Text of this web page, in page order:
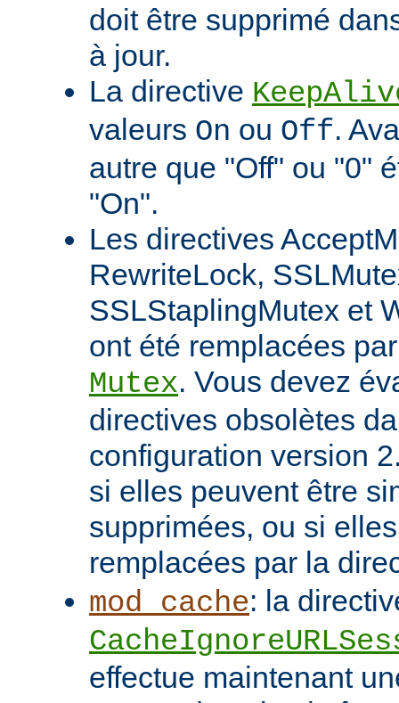
doit être supprimé
à jour.
La directive
valeurs On ou Off.
autre que "Off" ou "0"
"On".
Les directives
RewriteLock,
SSLStaplingMutex et
ont été remplacées
Mutex. Vous devez
directives obsolètes
configuration version
si elles peuvent être
supprimées, ou si
remplacées par la
mod_cache: la
effectue maintenant